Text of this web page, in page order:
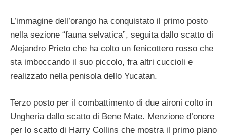
L’immagine dell’orango ha conquistato il primo posto
nella sezione “fauna selvatica”, seguita dallo scatto di
Alejandro Prieto che ha colto un fenicottero rosso che
sta imboccando il suo piccolo, fra altri cuccioli e
realizzato nella penisola dello Yucatan.
Terzo posto per il combattimento di due aironi colto in
Ungheria dallo scatto di Bene Mate. Menzione d’onore
per lo scatto di Harry Collins che mostra il primo piano